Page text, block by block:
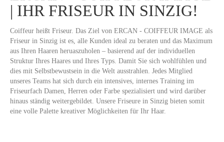
| IHR FRISEUR IN SINZIG!
Coiffeur heißt Friseur. Das Ziel von ERCAN - COIFFEUR IMAGE als
Friseur in Sinzig ist es, alle Kunden ideal zu beraten und das Maximum
aus Ihren Haaren heruaszuholen – basierend auf der individuellen
Struktur Ihres Haares und Ihres Typs. Damit Sie sich wohlfühlen und
dies mit Selbstbewustsein in die Welt ausstrahlen. Jedes Mitglied
unseres Teams hat sich durch ein intensives, internes Training im
Friseurfach Damen, Herren oder Farbe spezialisiert und wird darüber
hinaus ständig weitergebildet. Unsere Friseure in Sinzig bieten somit
eine volle Palette kreativer Möglichkeiten für Ihr Haar.